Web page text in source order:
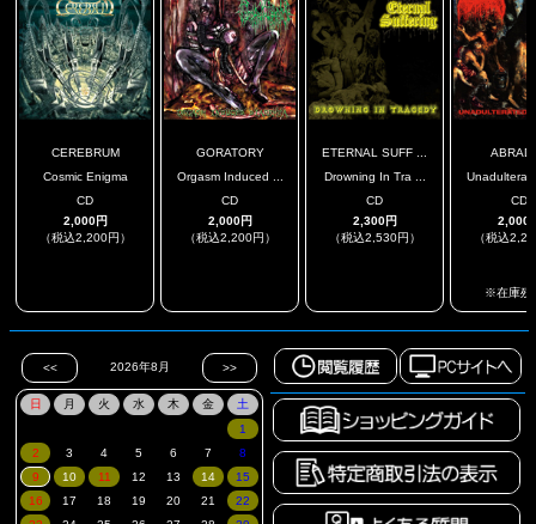
CEREBRUM
Cosmic Enigma
CD
2,000円
（税込2,200円）
GORATORY
Orgasm Induced ...
CD
2,000円
（税込2,200円）
ETERNAL SUFF ...
Drowning In Tra ...
CD
2,300円
（税込2,530円）
CD
2,000
（税込
※在庫残